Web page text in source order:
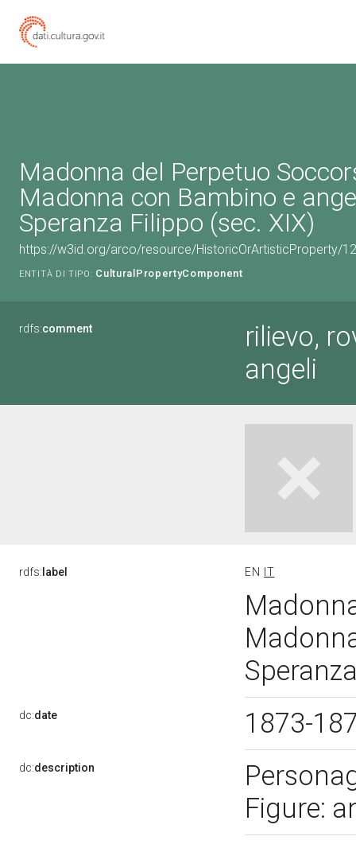
Madonna del Perpetuo
Madonna con Bambino e
Speranza Filippo (sec. XIX)
https://w3id.org/arco/resource/HistoricOrArtisticProperty/
ENTITÀ DI TIPO: CulturalPropertyComponent
rdfs:comment
rilievo,
angeli
rdfs: label EN IT
dc:date 1873-
dc:description
Figure: